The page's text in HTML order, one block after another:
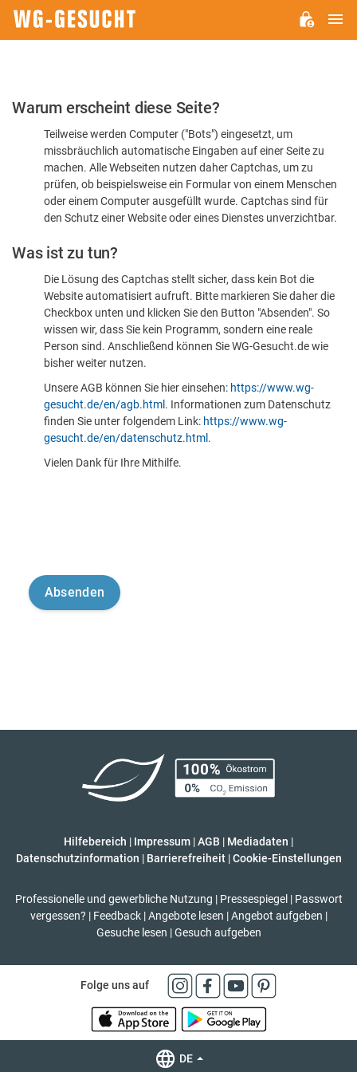
Bitte
dass
sind
Warum erscheint diese Seite?
Teilweise werden Computer ("Bots") eingesetzt, um
missbräuchlich automatische Eingaben auf einer Seite zu
machen. Alle Webseiten nutzen daher Captchas, um zu
prüfen, ob beispielsweise ein Formular von einem Menschen
oder einem Computer ausgefüllt wurde. Captchas sind für
den Schutz einer Website oder eines Dienstes unverzichtbar.
Was ist zu tun?
Die Lösung des Captchas stellt sicher, dass kein Bot die
Website automatisiert aufruft. Bitte markieren Sie daher die
Checkbox unten und klicken Sie den Button "Absenden". So
wissen wir, dass Sie kein Programm, sondern eine reale
Person sind. Anschließend können Sie WG-Gesucht.de wie
bisher weiter nutzen.
Unsere AGB können Sie hier einsehen: https://www.wg-
gesucht.de/en/agb.html . Informationen zum Datenschutz
finden Sie unter folgendem Link: https://www.wg-
gesucht.de/en/datenschutz.html .
Vielen Dank für Ihre Mithilfe.
Hilfebereich | Impressum |AGB | Mediadaten |
Datenschutzinformation | Barrierefreiheit | Cookie-Einstellungen
Professionelle und gewerbliche Nutzung | Pressespiegel | Passwort
vergessen? | Feedback | Angebote lesen | Angebot aufgeben |
Gesuche lesen | Gesuch aufgeben
Folge uns auf
DE